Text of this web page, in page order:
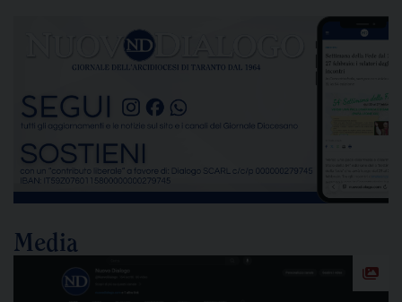
alla completa bonifica dell’amianto e alla riduzione
delle emissioni di polveri sottili, rappresenta un
passaggio destinato a segnare la lunga vicenda
dello stabilimento siderurgico. Una pronuncia che
[…]
Media